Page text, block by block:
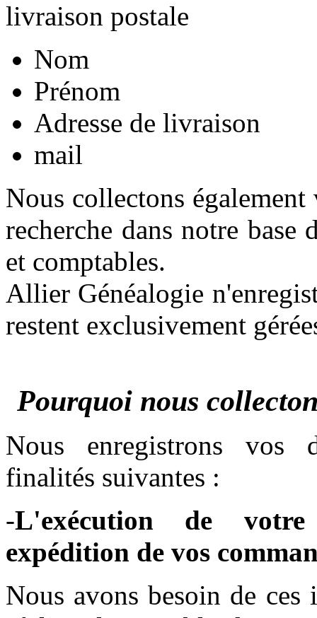
livraison postale
Nom
Prénom
Adresse de livraison
mail
Nous collectons
recherche dans notre base
et comptables.
Allier Généalogie
restent exclusivement
Pourquoi nous
Nous enregistrons vos
finalités suivantes :
-L'exécution de votre
expédition de vos
Nous avons besoin de